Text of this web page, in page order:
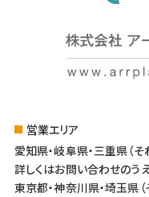
営業エリア
愛知県・岐阜県・三重県（
詳しくはお問い合わせのうえ
東京都・神奈川県・埼玉県